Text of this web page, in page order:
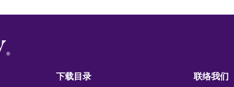
下载目录 联络我们